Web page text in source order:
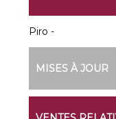
Piro -
MISES À JOUR